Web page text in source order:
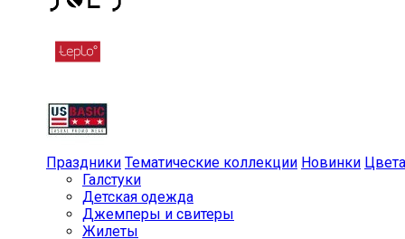
Праздники Тематические коллекции Новинки Цвета
Галстуки
Детская одежда
Джемперы и свитеры
Жилеты